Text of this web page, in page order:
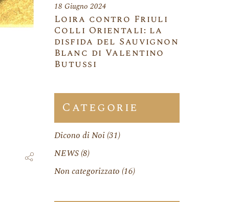
Loira contro Friuli
Colli Orientali: la
disfida del Sauvignon
Blanc di Valentino
Butussi
18 Giugno 2024
Categorie
Dicono di Noi(31)
NEWS(8)
Non categorizzato (16)